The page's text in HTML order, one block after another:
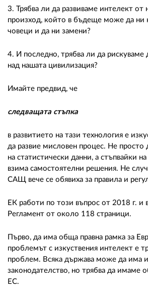
3. Трябва ли да развиваме интелект от
произход, който в бъдеще може да ни
човеци и да ни замени?
4. И последно, трябва ли да рискуваме
над нашата цивилизация?
Имайте предвид, че
следващата стъпка
в развитието на тази технология е
да развие мисловен процес. Не просто
на статистически данни, а стъпвайки
взима самостоятелни решения. Не
САЩ вече се обявиха за правила и
ЕК работи по този въпрос от 2018 г. и
Регламент от около 118 страници.
Първо, да има обща правна рамка за
проблемът с изкуствения интелект е
проблем. Всяка държава може да има
законодателство, но трябва да имаме
ЕС.